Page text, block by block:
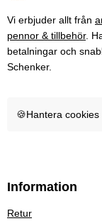
Vi erbjuder allt från
pennor & tillbehör.
betalningar och
Schenker.
🍪Hantera cookies
Information
Retur